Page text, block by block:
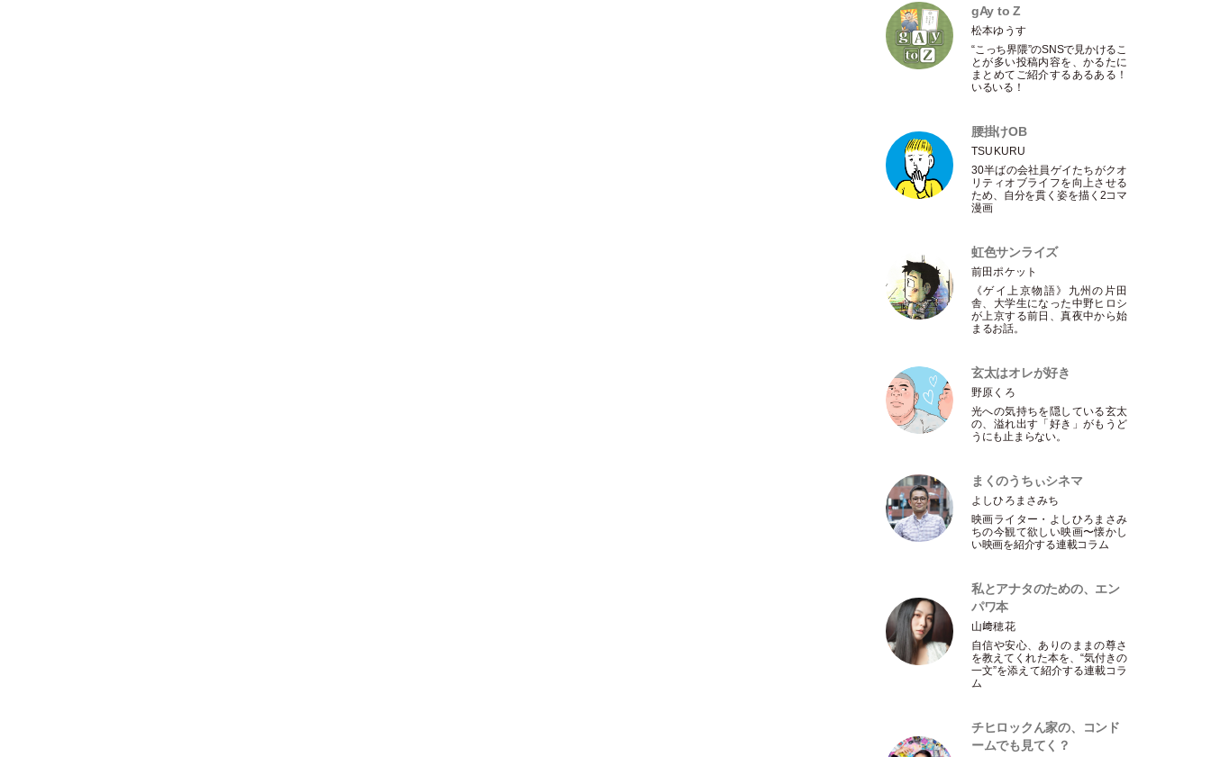
gAy to Z
松本ゆうす
“こっち界隈”のSNSで見かけるこ
とが多い投稿内容を、かるたに
まとめてご紹介するあるある！
いるいる！
腰掛けOB
TSUKURU
30半ばの会社員ゲイたちがクオ
リティオブライフを向上させる
ため、自分を貫く姿を描く2コマ
漫画
虹色サンライズ
前田ポケット
《ゲイ上京物語》九州の片田
舎、大学生になった中野ヒロシ
が上京する前日、真夜中から始
まるお話。
玄太はオレが好き
野原くろ
光への気持ちを隠している玄太
の、溢れ出す 「好き 」がもうど
うにも止まらない。
まくのうちぃシネマ
よしひろまさみち
映画ライター ・ よしひろまさみ
ちの今観て欲しい映画〜懐かし
い映画を紹介する連載コラム
私とアナタのための、エン
パワ本
山﨑穂花
自信や安心、ありのままの尊さ
を教えてくれた本を、“気付きの
一文”を添えて紹介する連載コラ
ム
チヒロックん家の、コンド
ームでも見てく？